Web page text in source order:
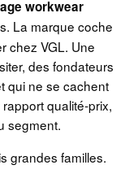
workwear
La marque coche
chez VGL. Une
des fondateurs
qui ne se cachent
qualité-prix,
segment.
grandes familles.